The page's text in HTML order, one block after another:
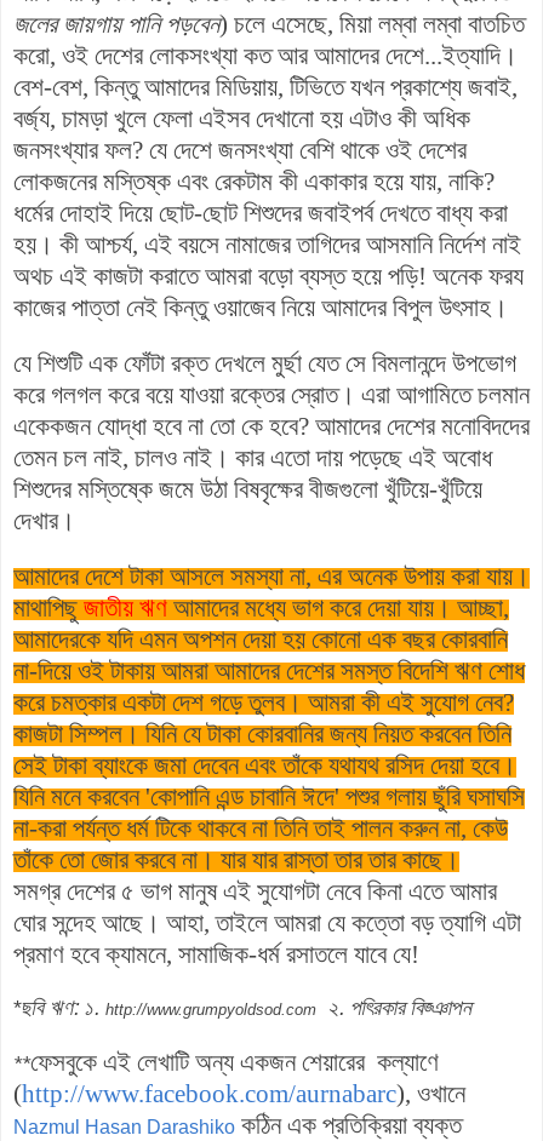
জলের জায়গায় পানি পড়বেন) চলে এসেছে, মিয়া লম্বা লম্বা বাতচিত
করো, ওই দেশের লোকসংখ্যা কত আর আমাদের দেশে...ইত্যাদি।
বেশ-বেশ, কিন্তু আমাদের মিডিয়ায়, টিভিতে যখন প্রকাশ্যে জবাই,
বর্জ্য, চামড়া খুলে ফেলা এইসব দেখানো হয় এটাও কী অধিক
জনসংখ্যার ফল? যে দেশে জনসংখ্যা বেশি থাকে ওই দেশের
লোকজনের মস্তিষ্ক এবং রেকটাম কী একাকার হয়ে যায়, নাকি?
ধর্মের দোহাই দিয়ে ছোট-ছোট শিশুদের জবাইপর্ব দেখতে বাধ্য করা
হয়। কী আশ্চর্য, এই বয়সে নামাজের তাগিদের আসমানি নির্দেশ নাই
অথচ এই কাজটা করাতে আমরা বড়ো ব্যস্ত হয়ে পড়ি! অনেক ফরয
কাজের পাত্তা নেই কিন্তু ওয়াজেব নিয়ে আমাদের বিপুল উৎসাহ।
যে শিশুটি এক ফোঁটা রক্ত দেখলে মুর্ছা যেত সে বিমলানন্দে উপভোগ
করে গলগল করে বয়ে যাওয়া রক্তের স্রোত। এরা আগামিতে চলমান
একেকজন যোদ্ধা হবে না তো কে হবে? আমাদের দেশের মনোবিদদের
তেমন চল নাই, চালও নাই। কার এতো দায় পড়েছে এই অবোধ
শিশুদের মস্তিষ্কে জমে উঠা বিষবৃক্ষের বীজগুলো খুঁটিয়ে-খুঁটিয়ে
দেখার।
আমাদের দেশে টাকা আসলে সমস্যা না, এর অনেক উপায় করা যায়।
মাথাপিছুজাতীয় ঋণআমাদের মধ্যে ভাগ করে দেয়া যায়। আচ্ছা,
আমাদেরকে যদি এমন অপশন দেয়া হয় কোনো এক বছর কোরবানি
না-দিয়ে ওই টাকায় আমরা আমাদের দেশের সমস্ত বিদেশি ঋণ শোধ
করে চমত্কার একটা দেশ গড়ে তুলব। আমরা কী এই সুযোগ নেব?
কাজটা সিম্পল। যিনি যে টাকা কোরবানির জন্য নিয়ত করবেন তিনি
সেই টাকা ব্যাংকে জমা দেবেন এবং তাঁকে যথাযথ রসিদ দেয়া হবে।
যিনি মনে করবেন 'কোপানি এন্ড চাবানি ঈদে' পশুর গলায় ছুঁরি ঘসাঘসি
না-করা পর্যন্ত ধর্ম টিকে থাকবে না তিনি তাই পালন করুন না, কেউ
তাঁকে তো জোর করবে না। যার যার রাস্তা তার তার কাছে।
সমগ্র দেশের ৫ ভাগ মানুষ এই সুযোগটা নেবে কিনা এতে আমার
ঘোর সন্দেহ আছে। আহা, তাইলে আমরা যে কত্তো বড় ত্যাগি এটা
প্রমাণ হবে ক্যামনে, সামাজিক-ধর্ম রসাতলে যাবে যে!
*ছবি ঋণ: ১. http://www.grumpyoldsod.com ২. পত্রিকার বিজ্ঞাপন
**ফেসবুকে এই লেখাটি অন্য একজন শেয়ারের কল্যাণে
(http://www.facebook.com/aurnabarc), ওখানে
Nazmul Hasan Darashiko কঠিন এক প্রতিক্রিয়া ব্যক্ত